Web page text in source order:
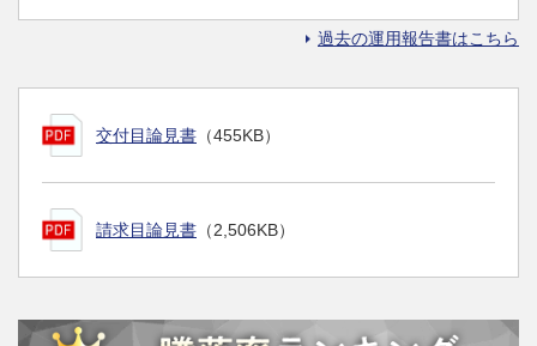
過去の運用報告書はこちら
交付目論見書 （455KB）
請求目論見書 （2,506KB）